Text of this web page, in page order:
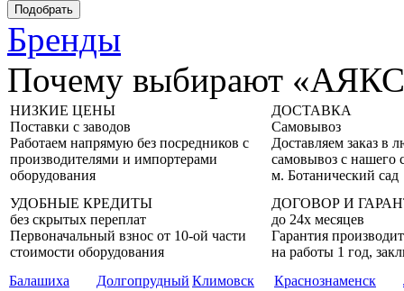
Бренды
Почему выбирают
НИЗКИЕ ЦЕНЫ
Поставки с заводов
Работаем напрямую без посредников с
производителями и импортерами
оборудования
ДОСТАВКА
Самовывоз
Доставляем заказ в
самовывоз с нашего
м. Ботанический сад
УДОБНЫЕ КРЕДИТЫ
без скрытых переплат
Первоначальный взнос от 10-ой части
стоимости оборудования
ДОГОВОР И
до 24х месяцев
Гарантия
на работы 1 год,
Балашиха
Долгопрудный Климовск Краснознаменск